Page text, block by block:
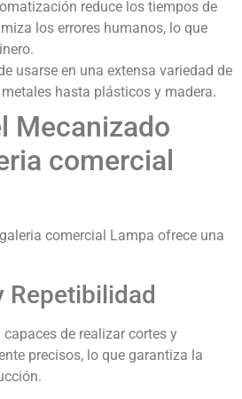
reduce los tiempos de
los errores humanos, lo que
usarse en una extensa variedad de
hasta plásticos y madera.
Mecanizado
comercial
comercial Lampa ofrece una
Repetibilidad
de realizar cortes y
precisos, lo que garantiza la